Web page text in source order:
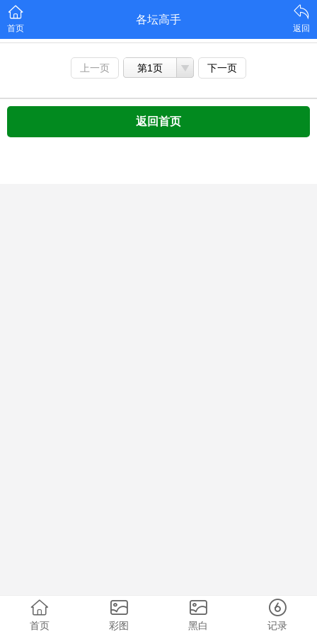
首页
各坛高手
返回
上一页 第1页 下一页
返回首页
首页 彩图 黑白 记录